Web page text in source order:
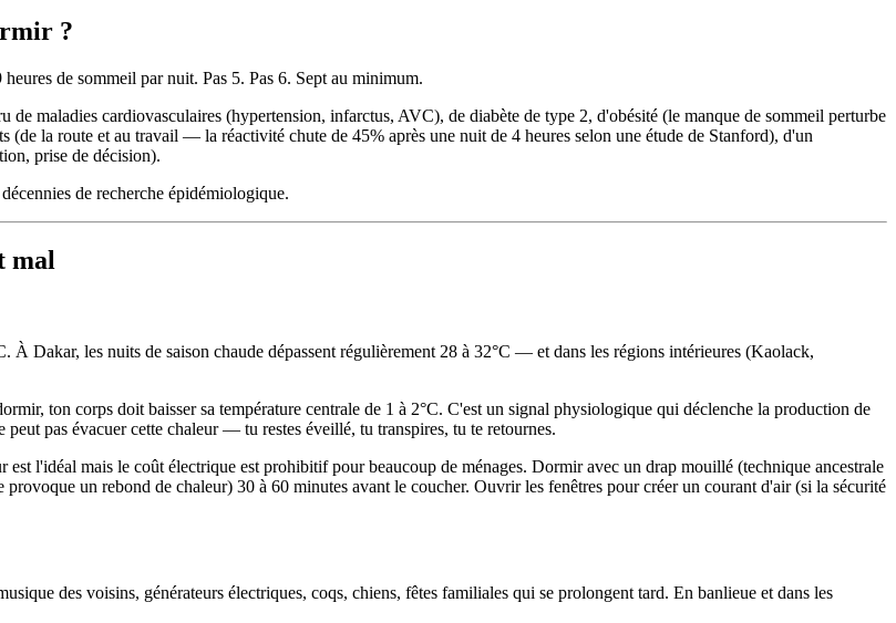
?
de sommeil par nuit. Pas 5. Pas 6. Sept au minimum.
maladies cardiovasculaires (hypertension, infarctus, AVC), de diabète de type 2, d'obésité (le manque de sommeil perturbe
la route et au travail — la réactivité chute de 45% après une nuit de 4 heures selon une étude de Stanford), d'un
prise de décision).
de recherche épidémiologique.
mal
Dakar, les nuits de saison chaude dépassent régulièrement 28 à 32°C — et dans les régions intérieures (Kaolack,
ton corps doit baisser sa température centrale de 1 à 2°C. C'est un signal physiologique qui déclenche la production de
pas évacuer cette chaleur — tu restes éveillé, tu transpires, tu te retournes.
l'idéal mais le coût électrique est prohibitif pour beaucoup de ménages. Dormir avec un drap mouillé (technique ancestrale
un rebond de chaleur) 30 à 60 minutes avant le coucher. Ouvrir les fenêtres pour créer un courant d'air (si la sécurité
des voisins, générateurs électriques, coqs, chiens, fêtes familiales qui se prolongent tard. En banlieue et dans les